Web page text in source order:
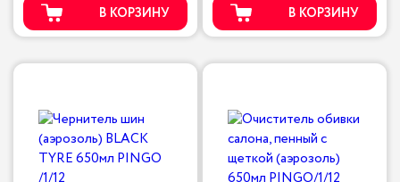
В КОРЗИНУ В КОРЗИНУ